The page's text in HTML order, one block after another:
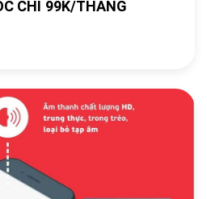
CHỈ 99K/THÁNG